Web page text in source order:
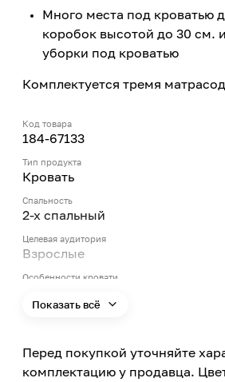
Много места под кроватью
коробок высотой до 30 см.
уборки под кроватью
Комплектуется тремя
Код товара
184-67133
Тип продукта
Кровать
Спальность
2-х спальный
Целевая аудитория
Взрослые
Особенности кровати
Ширина
1800
Показать всё
Перед покупкой уточняйте
комплектацию у продавца.